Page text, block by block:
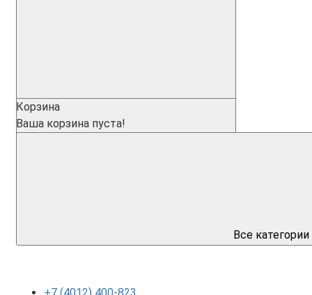
Корзина
Ваша корзина пуста!
Все категории